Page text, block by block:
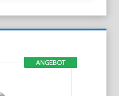
ANGEBOT